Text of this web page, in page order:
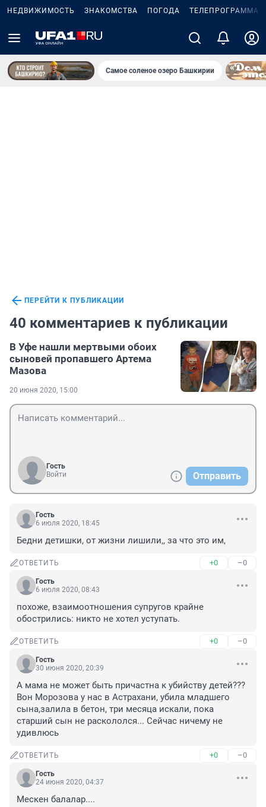
НЕДВИЖИМОСТЬ ЗНАКОМСТВА ПОГОДА ТЕЛЕПРОГРАММА
Самое соленое озеро Башкирии
ПЕРЕЙТИ К ПУБЛИКАЦИИ
40 комментариев к публикации
В Уфе нашли мертвыми обоих
сыновей пропавшего Артема
Мазова
20 июня 2020, 15:00
Гость
Войти
Отправить
Гость
6 июля 2020, 18:45
Бедни детишки, от жизни лишили,, за что это им,
ОТВЕТИТЬ +0 –0
Гость
6 июля 2020, 08:43
похоже, взаимоотношения супругов крайне
обострились: никто не хотел уступать.
ОТВЕТИТЬ +0 –0
Гость
30 июня 2020, 20:39
А мама не может быть причастна к убийству детей???
Вон Морозова у нас в Астрахани, убила младшего
сына,залила в бетон, три месяца искали, пока
старший сын не раскололся... Сейчас ничему не
удивлюсь
ОТВЕТИТЬ +0 –0
Гость
24 июня 2020, 04:37
Мескен балалар....